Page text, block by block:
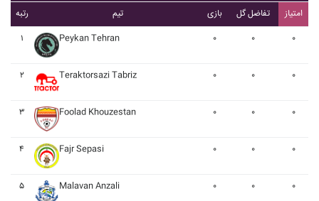
رتبه تیم بازی تفاضل گل
امتیاز
۱
Peykan Tehran ۰ ۰ ۰
۲ Teraktorsazi Tabriz ۰ ۰ ۰
۳ Foolad Khouzestan ۰ ۰ ۰
۴ Fajr Sepasi ۰ ۰ ۰
۵ Malavan Anzali ۰ ۰ ۰